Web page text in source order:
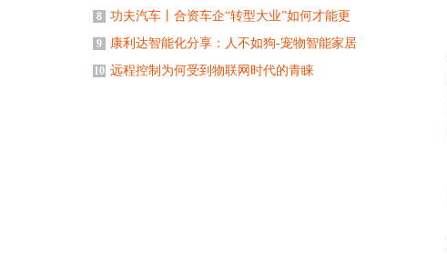
8 功夫汽车丨合资车企“转型大业”如何才能更
9 康利达智能化分享：人不如狗-宠物智能家居
10 远程控制为何受到物联网时代的青睐